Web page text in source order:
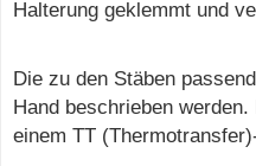
Halterung geklemmt und
Die zu den Stäben
Hand beschrieben
einem TT